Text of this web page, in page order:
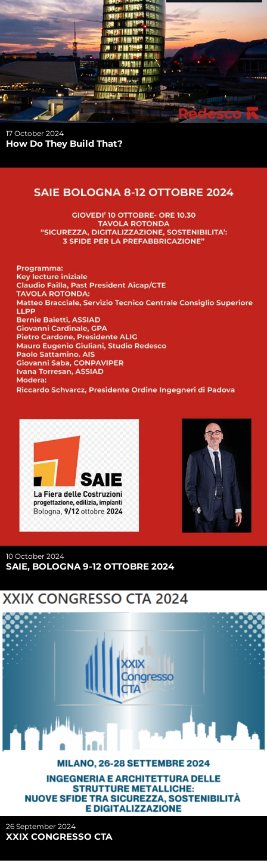
17 October 2024
How Do They Build That?
10 October 2024
SAIE, BOLOGNA 9-12 OTTOBRE 2024
26 September 2024
XXIX CONGRESSO CTA